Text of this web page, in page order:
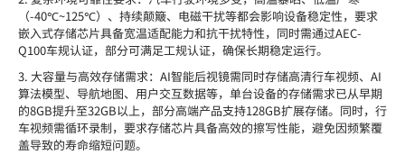
（-40℃~125℃）、持续颠簸、电磁干扰等都会影响设备稳定性，要求
嵌入式存储芯片具备宽温适配能力和抗干扰特性，同时需通过AEC-
Q100车规认证， 部分可满足工规认证， 确保长期稳定运行。
3. 大容量与高效存储需求： AI智能后视镜需同时存储高清行车视频、 AI
算法模型、导航地图、用户交互数据等，单台设备的存储需求已从早期
的8GB提升至32GB以上，部分高端产品支持128GB扩展存储。同时，行
车视频需循环录制，要求存储芯片具备高效的擦写性能，避免因频繁覆
盖导致的寿命缩短问题。